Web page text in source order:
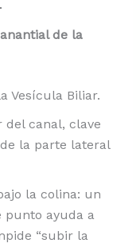
de la
Vesícula Biliar.
del canal, clave
la parte lateral
la colina: un
punto ayuda a
“subir la